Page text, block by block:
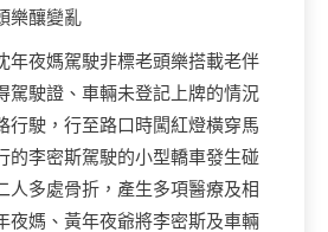
樂釀變亂
年夜媽駕駛非標老頭樂搭載老伴
駕駛證、車輛未登記上牌的情況
行駛，行至路口時闖紅燈橫穿馬
的李密斯駕駛的小型轎車發生碰
人多處骨折，產生多項醫療及相
夜媽、黃年夜爺將李密斯及車輛